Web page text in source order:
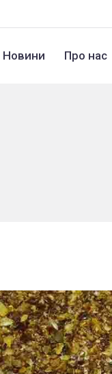
Новини Про нас